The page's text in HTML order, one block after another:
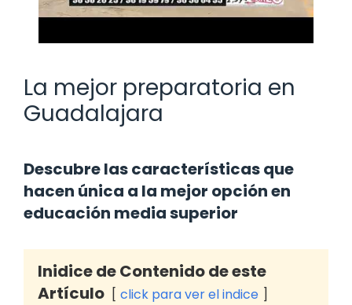
La mejor preparatoria en
Guadalajara
Descubre las características que
hacen única a la mejor opción en
educación media superior
Inidice de Contenido de este
Artículo
click para ver el indice